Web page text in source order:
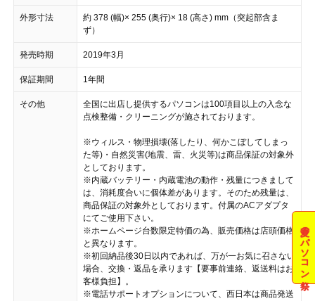
外形寸法
約 378 (幅)× 255 (奥行)× 18 (高さ) mm（突起部含ま
ず）
発売時期 2019年3月
保証期間 1年間
その他
全国に出店し提供するパソコンは100項目以上の入念な
点検整備・クリーニングが施されております。
※ウィルス・物理損壊(落したり、何かこぼしてしまっ
た等)・自然災害(地震、雷、火災等)は商品保証の対象外
としております。
※内蔵バッテリー・内蔵電池の動作・残量につきまして
は、消耗度合いに個体差があります。そのため残量は、
商品保証の対象外としております。付属のACアダプタ
にてご使用下さい。
※ホームページ台数限定特価の為、販売価格は店頭価格
と異なります。
※初回納品後30日以内であれば、万が一お気に召さない
場合、交換・返品を承ります【要事前連絡、返送料はお
客様負担】。
※電話サポートオプションについて、西日本は商品発送
夏のパソコン祭